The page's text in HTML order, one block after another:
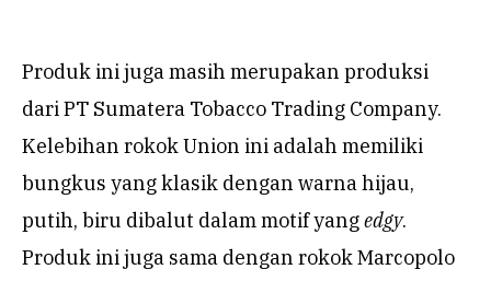
Produk ini juga masih merupakan produksi
dari PT Sumatera Tobacco Trading Company.
Kelebihan rokok Union ini adalah memiliki
bungkus yang klasik dengan warna hijau,
putih, biru dibalut dalam motif yangedgy.
Produk ini juga sama dengan rokok Marcopolo